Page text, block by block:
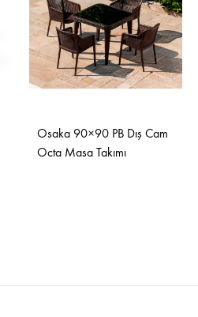
Osaka 90×90 PB Dış Cam
Octa Masa Takımı